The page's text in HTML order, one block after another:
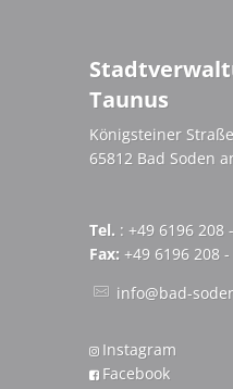
Taunus
Königsteiner
65812 Bad Soden
Tel. : +49 6196 208
Fax: +49 6196 208 -
info@bad-
Instagram
Facebook